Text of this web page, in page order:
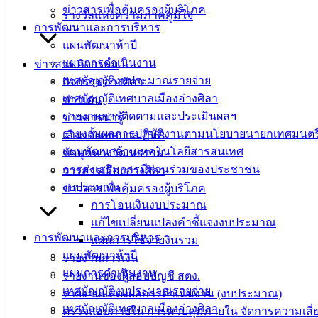
ข่าวสารเพื่อคุ้มครองผู้บริโภค
การพัฒนาและการบริหาร
แผนพัฒนาห้าปี
แผนการดำเนินงาน
เทศบัญญัติงบประมาณรายจ่าย
เทศบัญญัติเทศบาลเมืองอ่างศิลา
รายงานการติดตามและประเมินผลฯ
รายงานผลการปฏิบัติงานตามนโยบายนายกเทศมนต
แผนพัฒนาด้านเทคโนโลยีสารสนเทศ
การส่งเสริมการมีส่วนร่วมของประชาชน
งบประมาณ
การโอนเงินงบประมาณ
แก้ไขเปลี่ยนแปลงคำชี้แจงงบประมาณ
แผนการใช้จ่ายงินรวม
รายงานการเงิน
รายงานของผู้สอบบัญชี สตง.
รายงานแสดงผลการดำเนินงาน (งบประมาณ)
ตรวจสอบภายใน การควบคุมภายใน จัดการความเสี่
รางวัลแห่งความภาคภูมิใจ
ข่าวสาร กิจกรรม
กิจกรรมอ่างศิลา
ข่าวเด่น
ข่าวสารน่ารู้
เลือกตั้งเทศบาล 2568
ข้อมูลทางวัฒนธรรม
วารสารเมืองอ่างศิลา
ข่าวสารเพื่อคุ้มครองผู้บริโภค
การพัฒนาและการบริหาร
แผนพัฒนาห้าปี
แผนการดำเนินงาน
เทศบัญญัติงบประมาณรายจ่าย
เทศบัญญัติเทศบาลเมืองอ่างศิลา
ที่ตั้ง : สำนักงานเทศบาลเมืองอ่างศิลา 90/338 ม.3
ต.เสม็ด อ.เมือง จ.ชลบุรี 20000
ติดต่อ :038-142-100-104
บริการประชาชน
ดาวน์โหลดแบบฟอร์ม, เอกสาร
คู่มือสำหรับประชาชน/คู่มือการปฏิบัติงาน
ข่าวสารน่ารู้
ศุนย์ข้อมูลข่าวสารอิเล็กทรอนิกส์
องค์ความรู้ (Knowledge Management)
ติดต่อเทศบาล
สายตรงนายก
ประวัติเทศบาล